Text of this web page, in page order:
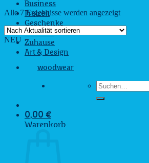
Business
Freizeit
Geschenke
Outdoor
Zuhause
Art & Design
woodwear
Suchen
nach:
0,00 €
Warenkorb
Alle 7 Ergebnisse werden angezeigtNach
sortiert
NEU